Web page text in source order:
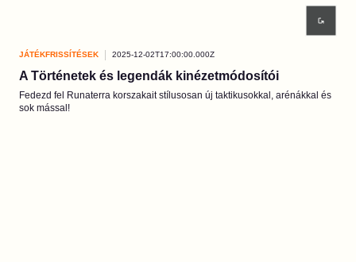
JÁTÉKFRISSÍTÉSEK 2025-12-02T17:00:00.000Z
A Történetek és legendák kinézetmódosítói
Fedezd fel Runaterra korszakait stílusosan új taktikusokkal, arénákkal és
sok mással!